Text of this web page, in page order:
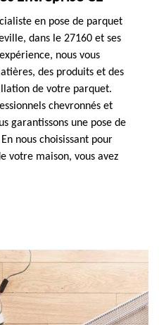
en pose de parquet
dans le 27160 et ses
nous vous
des produits et des
de votre parquet.
chevronnés et
garantissons une pose de
nous choisissant pour
votre maison, vous avez